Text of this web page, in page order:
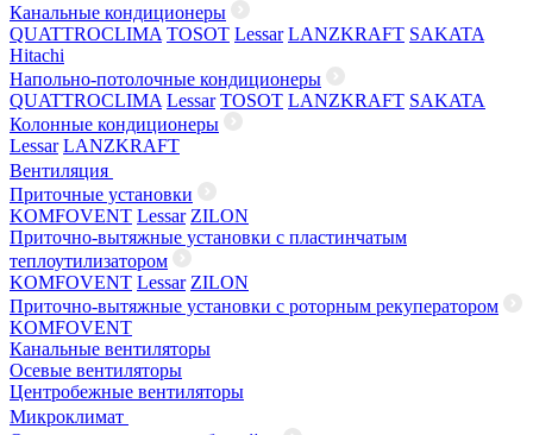
Канальные кондиционеры
QUATTROCLIMA TOSOT Lessar LANZKRAFT SAKATA
Hitachi
Напольно-потолочные кондиционеры
QUATTROCLIMA Lessar TOSOT LANZKRAFT SAKATA
Колонные кондиционеры
Lessar LANZKRAFT
Вентиляция
Приточные установки
KOMFOVENT Lessar ZILON
Приточно-вытяжные установки с пластинчатым
теплоутилизатором
KOMFOVENT Lessar ZILON
Приточно-вытяжные установки с роторным рекуператором
KOMFOVENT
Канальные вентиляторы
Осевые вентиляторы
Центробежные вентиляторы
Микроклимат